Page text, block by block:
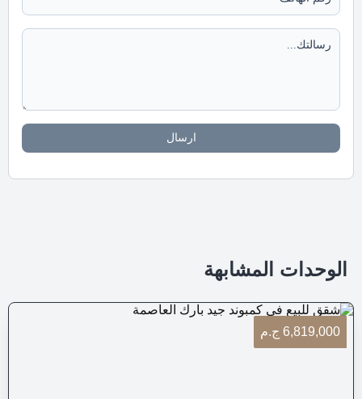
ارسال
الوحدات المشابهة
6,819,000 ج.م